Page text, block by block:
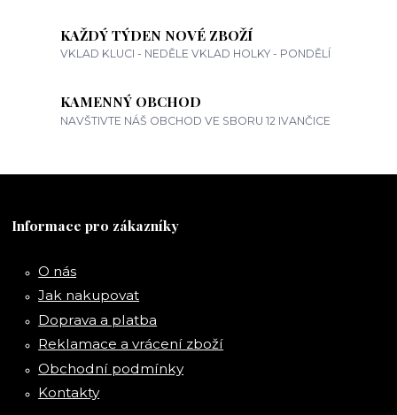
KAŽDÝ TÝDEN NOVÉ ZBOŽÍ
VKLAD KLUCI - NEDĚLE VKLAD HOLKY - PONDĚLÍ
KAMENNÝ OBCHOD
NAVŠTIVTE NÁŠ OBCHOD VE SBORU 12 IVANČICE
Informace pro zákazníky
O nás
Jak nakupovat
Doprava a platba
Reklamace a vrácení zboží
Obchodní podmínky
Kontakty